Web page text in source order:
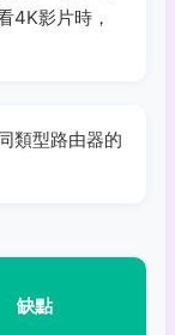
4K影片時，
類型路由器的
缺點